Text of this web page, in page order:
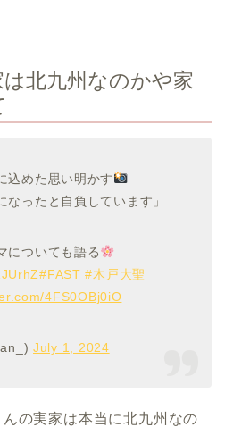
は北九州なのかや家
込めた思い明かす
なったと自負しています」
についても語る
#FAST #木戸大聖
4FS0OBj0iO
July 1, 2024
の実家は本当に北九州なの